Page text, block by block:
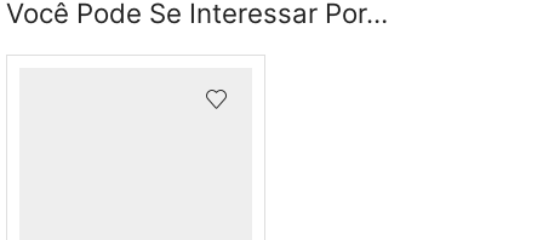
Você Pode Se Interessar Por…